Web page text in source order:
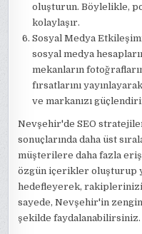
oluşturun. Böylelikle,
kolaylaşır.
Sosyal Medya
sosyal medya
mekanların
fırsatlarını
ve markanızı
Nevşehir'de SEO
sonuçlarında daha üst
müşterilere daha fazla
özgün içerikler oluşturup
hedefleyerek,
sayede, Nevşehir'in
şekilde faydalanabilirsiniz.